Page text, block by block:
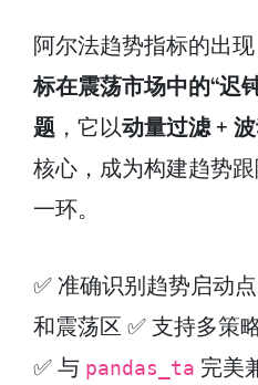
阿尔法趋势指标的出现
标在震荡市场中的“迟
题 ，它以动量过滤 +
核心，成为构建趋势
一环。
✅ 准确识别趋势启动
和震荡区 ✅ 支持多策
✅ 与 pandas_ta 完美